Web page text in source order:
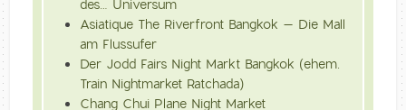
des… Universum
Asiatique The Riverfront Bangkok – Die Mall
am Flussufer
Der Jodd Fairs Night Markt Bangkok (ehem.
Train Nightmarket Ratchada)
Chang Chui Plane Night Market